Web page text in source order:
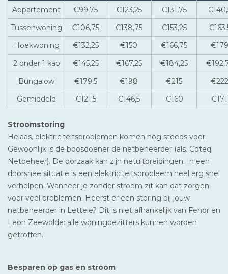
Appartement
€99,75 €123,25 €131,75
Tussenwoning
€106,75 €138,75 €153,25
Hoekwoning
€132,25 €150 €166,75
€179
2 onder 1 kap
€145,25 €167,25 €184,25
Bungalow
€179,5 €198 €215
€222
Gemiddeld
€121,5 €146,5 €160 €171
Stroomstoring
Helaas, elektriciteitsproblemen komen nog steeds voor.
Gewoonlijk is de boosdoener de netbeheerder (als. Coteq
Netbeheer). De oorzaak kan zijn netuitbreidingen. In een
doorsnee situatie is een elektriciteitsprobleem heel erg snel
verholpen. Wanneer je zonder stroom zit kan dat zorgen
voor veel problemen. Heerst er een storing bij jouw
netbeheerder in Lettele? Dit is niet afhankelijk van Fenor en
Leon Zeewolde: alle woningbezitters kunnen worden
getroffen.
Besparen op gas en stroom